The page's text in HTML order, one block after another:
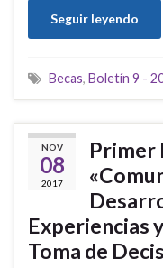
Seguir leyendo
Becas, Boletín 9 -
NOV
08
2017
Primer
Experiencias
Toma de